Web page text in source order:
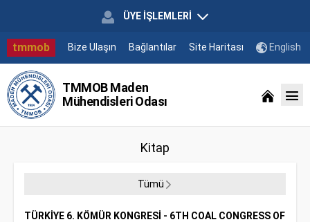
ÜYE İŞLEMLERİ
tmmob Bize Ulaşın Bağlantılar Site Haritası English
TMMOB Maden
Mühendisleri Odası
Kitap
Tümü
TÜRKİYE 6. KÖMÜR KONGRESİ - 6TH COAL CONGRESS OF